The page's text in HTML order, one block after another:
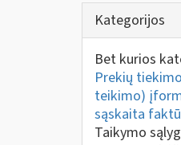
Kategorijos
Bet kurios
Prekių
teikimo)
sąskaita
Taikymo